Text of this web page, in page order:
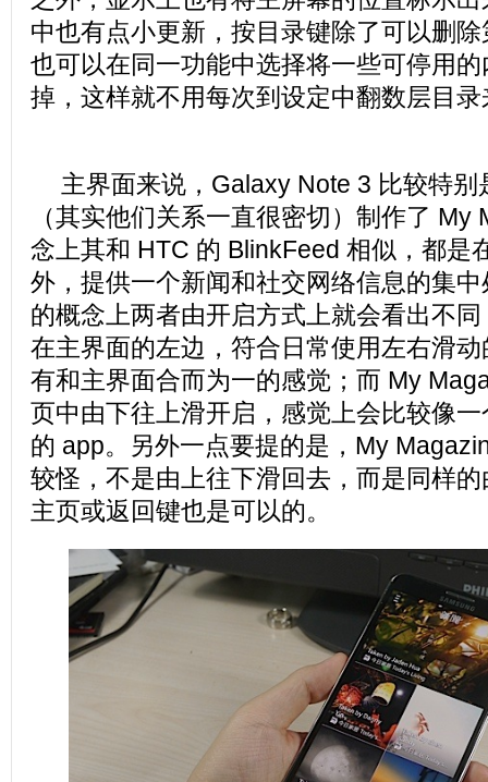
中也有点小更新，按目录键除了可以删
也可以在同一功能中选择将一些可停用
掉，这样就不用每次到设定中翻数层目
主界面来说，Galaxy Note 3 比较特
（其实他们关系一直很密切）制作了 My
念上其和 HTC 的 BlinkFeed 相似，都是
外，提供一个新闻和社交网络信息的集
的概念上两者由开启方式上就会看出不
在主界面的左边，符合日常使用左右滑
有和主界面合而为一的感觉；而 My
页中由下往上滑开启，感觉上会比较像
的 app。另外一点要提的是，My
较怪，不是由上往下滑回去，而是同样
主页或返回键也是可以的。